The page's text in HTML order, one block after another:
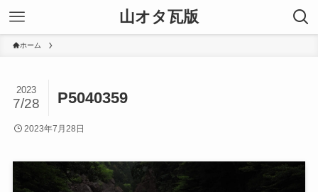
山オタ瓦版
ホーム
P5040359
2023
7/28
2023年7月28日